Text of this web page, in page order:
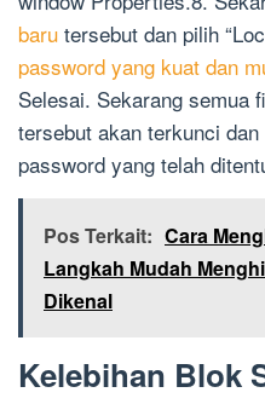
baru tersebut dan pilih
password yang kuat dan
Selesai. Sekarang semua
tersebut akan terkunci
password yang telah
Pos Terkait: Cara
Langkah Mudah
Dikenal
Kelebihan Blok